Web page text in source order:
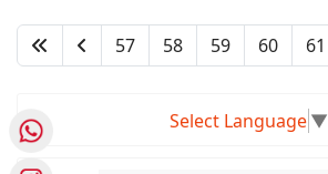
57 58 59 60 61
Select Language▼